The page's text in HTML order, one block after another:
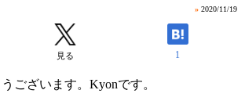
» 2020/11/19
見る 1
ございます。Kyonです。